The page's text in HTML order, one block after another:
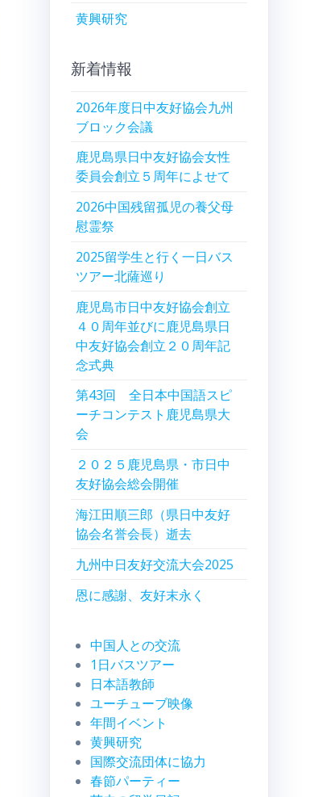
黄興研究
新着情報
2026年度日中友好協会九州
ブロック会議
鹿児島県日中友好協会女性
委員会創立５周年によせて
2026中国残留孤児の養父母
慰霊祭
2025留学生と行く一日バス
ツアー北薩巡り
鹿児島市日中友好協会創立
４０周年並びに鹿児島県日
中友好協会創立２０周年記
念式典
第43回 全日本中国語スピ
ーチコンテスト鹿児島県大
会
２０２５鹿児島県・市日中
友好協会総会開催
海江田順三郎（県日中友好
協会名誉会長）逝去
九州中日友好交流大会2025
恩に感謝、友好末永く
中国人との交流
1日バスツアー
日本語教師
ユーチューブ映像
年間イベント
黄興研究
国際交流団体に協力
春節パーティー